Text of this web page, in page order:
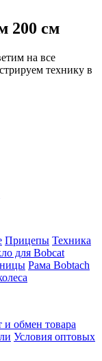
200 см
на все
технику в
Прицепы Техника
для Bobcat
Рама Bobtach
и обмен товара
Условия оптовых